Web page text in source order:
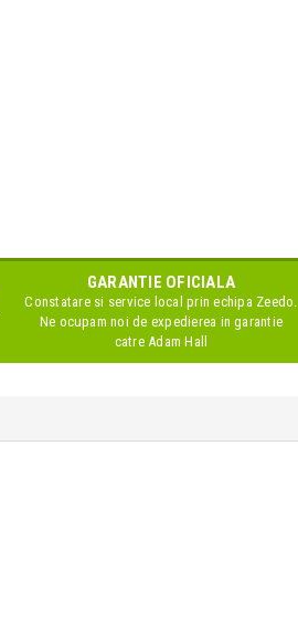
GARANTIE OFICIALA
Constatare si service local prin echipa Zeedo.
Ne ocupam noi de expedierea in garantie
catre Adam Hall